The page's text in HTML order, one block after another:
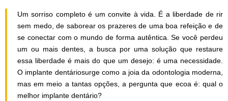
Um sorriso completo é um convite à vida. É a liberdade de rir
sem medo, de saborear os prazeres de uma boa refeição e de
se conectar com o mundo de forma autêntica. Se você perdeu
um ou mais dentes, a busca por uma solução que restaure
essa liberdade é mais do que um desejo: é uma necessidade.
O implante dentáriosurge como a joia da odontologia moderna,
mas em meio a tantas opções, a pergunta que ecoa é: qual o
melhor implante dentário?